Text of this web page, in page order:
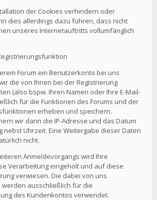
der Cookies verhindern oder
dies allerdings dazu führen, dass nicht
unseres Internetauftritts vollumfänglich
Forum ein Benutzerkonto bei uns
die von Ihnen bei der Registrierung
(also bspw. Ihren Namen oder Ihre E-Mail-
für die Funktionen des Forums und der
erheben und speichern.
wir dann die IP-Adresse und das Datum
nebst Uhrzeit. Eine Weitergabe dieser Daten
nicht.
Anmeldevorgangs wird Ihre
Verarbeitung eingeholt und auf diese
verwiesen. Die dabei von uns
ausschließlich für die
des Kundenkontos verwendet.